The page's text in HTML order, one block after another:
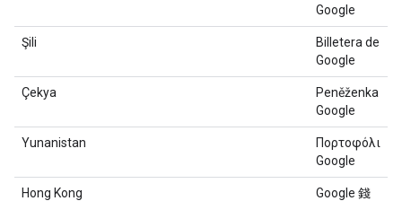
Google
Şili
Billetera de
Google
Çekya
Peněženka
Google
Yunanistan
Πορτοφόλι
Google
Hong Kong
Google 錢